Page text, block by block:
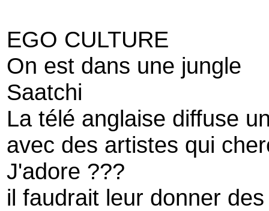
EGO CULTURE
On est dans une jungle
Saatchi
La télé anglaise diffuse
avec des artistes qui
J'adore ???
il faudrait leur donner